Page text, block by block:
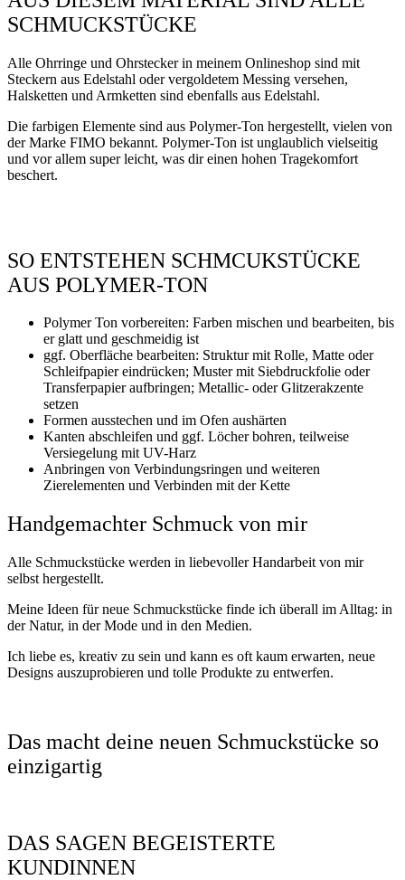
SCHMUCKSTÜCKE
Alle Ohrringe und Ohrstecker in meinem Onlineshop sind mit
Steckern aus Edelstahl oder vergoldetem Messing versehen,
Halsketten und Armketten sind ebenfalls aus Edelstahl.
Die farbigen Elemente sind aus Polymer-Ton hergestellt, vielen von
der Marke FIMO bekannt. Polymer-Ton ist unglaublich vielseitig
und vor allem super leicht, was dir einen hohen Tragekomfort
beschert.
SO ENTSTEHEN SCHMCUKSTÜCKE
AUS POLYMER-TON
Polymer Ton vorbereiten: Farben mischen und bearbeiten, bis
er glatt und geschmeidig ist
ggf. Oberfläche bearbeiten: Struktur mit Rolle, Matte oder
Schleifpapier eindrücken; Muster mit Siebdruckfolie oder
Transferpapier aufbringen; Metallic- oder Glitzerakzente
setzen
Formen ausstechen und im Ofen aushärten
Kanten abschleifen und ggf. Löcher bohren, teilweise
Versiegelung mit UV-Harz
Anbringen von Verbindungsringen und weiteren
Zierelementen und Verbinden mit der Kette
Handgemachter Schmuck von mir
Alle Schmuckstücke werden in liebevoller Handarbeit von mir
selbst hergestellt.
Meine Ideen für neue Schmuckstücke finde ich überall im Alltag: in
der Natur, in der Mode und in den Medien.
Ich liebe es, kreativ zu sein und kann es oft kaum erwarten, neue
Designs auszuprobieren und tolle Produkte zu entwerfen.
Das macht deine neuen Schmuckstücke so
einzigartig
DAS SAGEN BEGEISTERTE
KUNDINNEN